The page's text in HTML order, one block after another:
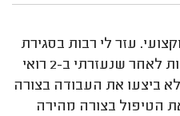
עזר לי רבות בסגירת
טיפול מול הרשויות לאחר שנעזרתי ב-2 רואי
ביצעו את העבודה בצורה
הטיפול בצורה מהירה